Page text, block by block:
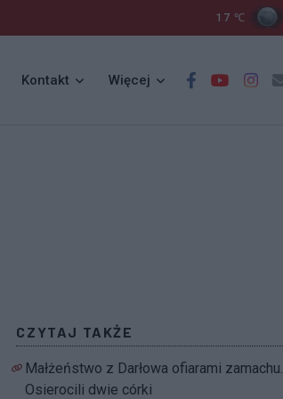
17 ℃
Kontakt Więcej
CZYTAJ TAKŻE
Małżeństwo z Darłowa ofiarami zamachu.
Osierocili dwie córki